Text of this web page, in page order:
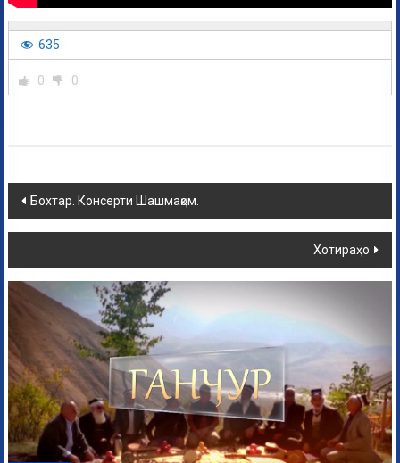
635
0 0
Бохтар. Консерти Шашмақом.
Хотираҳо